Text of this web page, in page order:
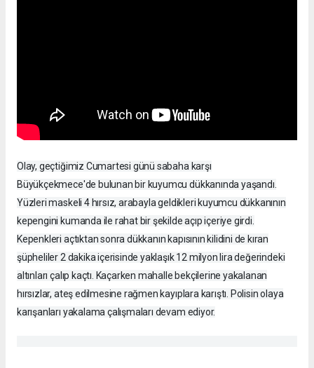
Olay, geçtiğimiz Cumartesi günü sabaha karşı
Büyükçekmece'de bulunan bir kuyumcu dükkanında yaşandı.
Yüzleri maskeli 4 hırsız, arabayla geldikleri kuyumcu dükkanının
kepengini kumanda ile rahat bir şekilde açıp içeriye girdi.
Kepenkleri açtıktan sonra dükkanın kapısının kilidini de kıran
şüpheliler 2 dakika içerisinde yaklaşık 12 milyon lira değerindeki
altınları çalıp kaçtı. Kaçarken mahalle bekçilerine yakalanan
hırsızlar, ateş edilmesine rağmen kayıplara karıştı. Polisin olaya
karışanları yakalama çalışmaları devam ediyor.